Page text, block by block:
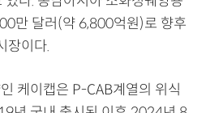
만 달러(약 6,800억원)로 향후
장이다.
케이캡은 P-CAB계열의 위식